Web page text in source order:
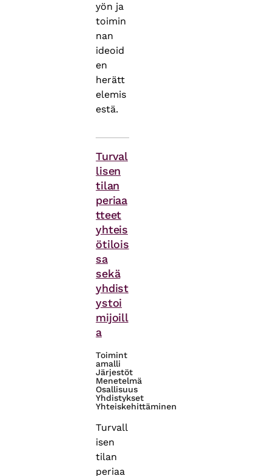
yön ja
toimin
nan
ideoid
en
herätt
elemis
estä.
Turval
lisen
tilan
periaa
tteet
yhteis
ötilois
sa
sekä
yhdist
ystoi
mijoill
a
Toimint
amalli
Järjestöt
Menetelmä
Osallisuus
Yhdistykset
Yhteiskehittäminen
Turvall
isen
tilan
periaa